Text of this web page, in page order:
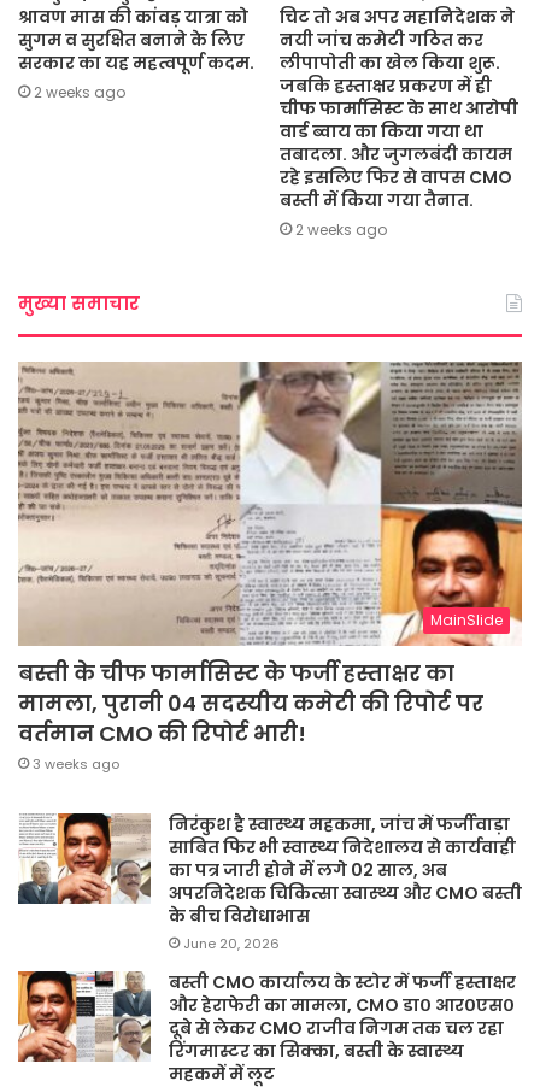
श्रावण मास की कांवड़ यात्रा को
सुगम व सुरक्षित बनाने के लिए
सरकार का यह महत्वपूर्ण कदम.
2 weeks ago
चिट तो अब अपर महानिदेशक ने
नयी जांच कमेटी गठित कर
लीपापोती का खेल किया शुरू.
जबकि हस्ताक्षर प्रकरण में ही
चीफ फार्मासिस्ट के साथ आरोपी
वार्ड ब्वाय का किया गया था
तबादला. और जुगलबंदी कायम
रहे इसलिए फिर से वापस CMO
बस्ती में किया गया तैनात.
2 weeks ago
मुख्या समाचार
MainSlide
बस्ती के चीफ फार्मासिस्ट के फर्जी हस्ताक्षर का
मामला, पुरानी 04 सदस्यीय कमेटी की रिपोर्ट पर
वर्तमान CMO की रिपोर्ट भारी!
3 weeks ago
निरंकुश है स्वास्थ्य महकमा, जांच में फर्जीवाड़ा
साबित फिर भी स्वास्थ्य निदेशालय से कार्यवाही
का पत्र जारी होने में लगे 02 साल, अब
अपरनिदेशक चिकित्सा स्वास्थ्य और CMO बस्ती
के बीच विरोधाभास
June 20, 2026
बस्ती CMO कार्यालय के स्टोर में फर्जी हस्ताक्षर
और हेराफेरी का मामला, CMO डा० आर०एस०
दूबे से लेकर CMO राजीव निगम तक चल रहा
रिंगमास्टर का सिक्का, बस्ती के स्वास्थ्य
महकमें में लूट